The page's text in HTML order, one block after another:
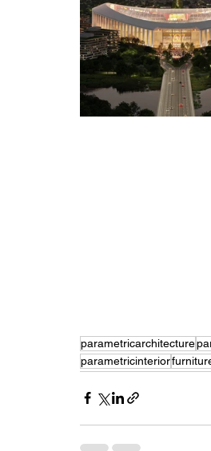
parametricarchitecture
parametricinterior